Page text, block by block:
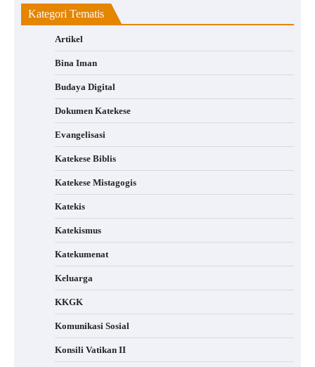
Kategori Tematis
Artikel
Bina Iman
Budaya Digital
Dokumen Katekese
Evangelisasi
Katekese Biblis
Katekese Mistagogis
Katekis
Katekismus
Katekumenat
Keluarga
KKGK
Komunikasi Sosial
Konsili Vatikan II